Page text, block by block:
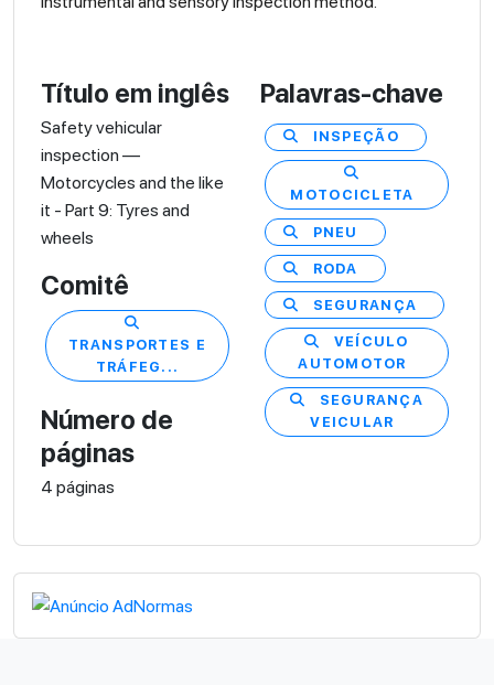
Título em inglês
Safety vehicular
inspection —
Motorcycles and the like
it - Part 9: Tyres and
wheels
Comitê
TRANSPORTES E
TRÁFEG...
Número de
páginas
4 páginas
Palavras-chave
INSPEÇÃO
MOTOCICLETA
PNEU
RODA
SEGURANÇA
VEÍCULO
AUTOMOTOR
SEGURANÇA
VEICULAR